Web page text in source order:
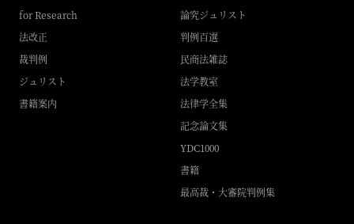
for Research
法改正
裁判例
ジュリスト
書籍案内
論究ジュリスト
判例百選
民商法雑誌
法学教室
法律学全集
記念論文集
YDC1000
書籍
最高裁・大審院判例集